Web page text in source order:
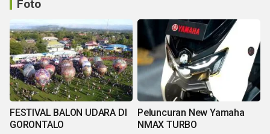
Foto
FESTIVAL BALON UDARA DI
GORONTALO
Peluncuran New Yamaha
NMAX TURBO